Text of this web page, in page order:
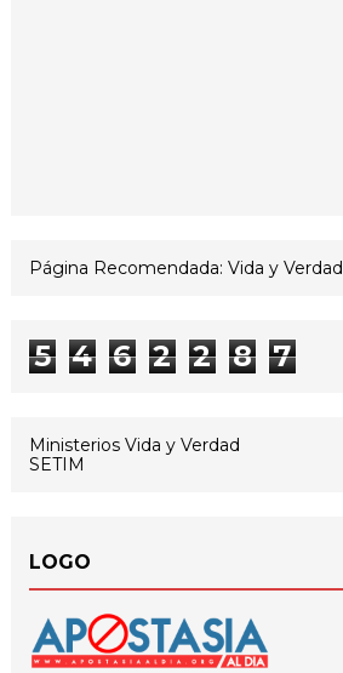
Página Recomendada: Vida y Verdad
5 4 6 2 2 8 7
Ministerios Vida y Verdad
SETIM
LOGO